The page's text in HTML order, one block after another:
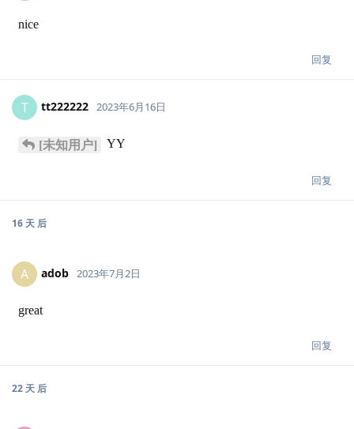
nice
回复
T tt222222 2023年6月16日
[未知用户] YY
回复
16 天 后
A adob 2023年7月2日
great
回复
22 天 后